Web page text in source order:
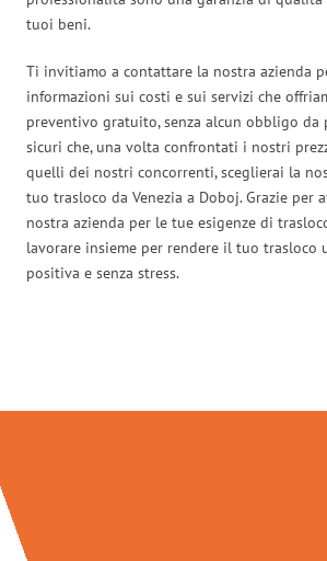
tuoi beni.
Ti invitiamo a contattare la nostra azienda
informazioni sui costi e sui servizi che
preventivo gratuito, senza alcun obbligo da
sicuri che, una volta confrontati i nostri
quelli dei nostri concorrenti, sceglierai la
tuo trasloco da Venezia a Doboj. Grazie per
nostra azienda per le tue esigenze di
lavorare insieme per rendere il tuo trasloco
positiva e senza stress.